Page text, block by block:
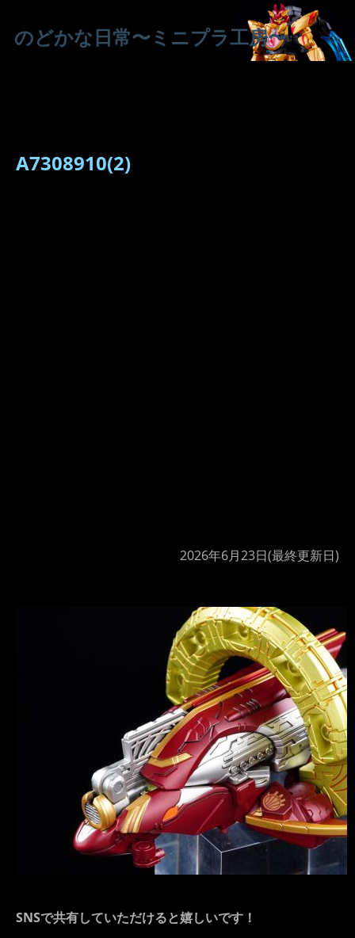
のどかな日常〜ミニプラ工房〜
A7308910(2)
2026年6月23日(最終更新日)
SNSで共有していただけると嬉しいです！